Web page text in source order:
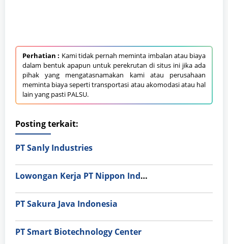
Perhatian : Kami tidak pernah meminta imbalan atau biaya
dalam bentuk apapun untuk perekrutan di situs ini jika ada
pihak yang mengatasnamakan kami atau perusahaan
meminta biaya seperti transportasi atau akomodasi atau hal
lain yang pasti PALSU.
Posting terkait:
PT Sanly Industries
Lowongan Kerja PT Nippon Indosari Corpindo Tbk. Bulan Agustus 2026
PT Sakura Java Indonesia
PT Smart Biotechnology Center